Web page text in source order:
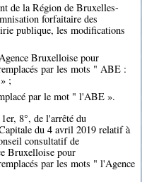
de la Région de Bruxelles-
forfaitaire des
publique, les modifications
Bruxelloise pour
par les mots " ABE :
;
par le mot " l'ABE ».
8°, de l'arrêté du
du 4 avril 2019 relatif à
consultatif de
Bruxelloise pour
par les mots " l'Agence